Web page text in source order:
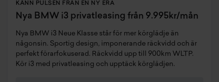
KÄNN PULSEN FRÅN EN NY ERA
Nya BMW i3 privatleasing från 9.995kr/mån
Nya BMW i3 Neue Klasse står för mer körglädje än
någonsin. Sportig design, imponerande räckvidd och är
perfekt förarfokuserad. Räckvidd upp till 900km WLTP.
Kör i3 med privatleasing och upptäck körglädjen.